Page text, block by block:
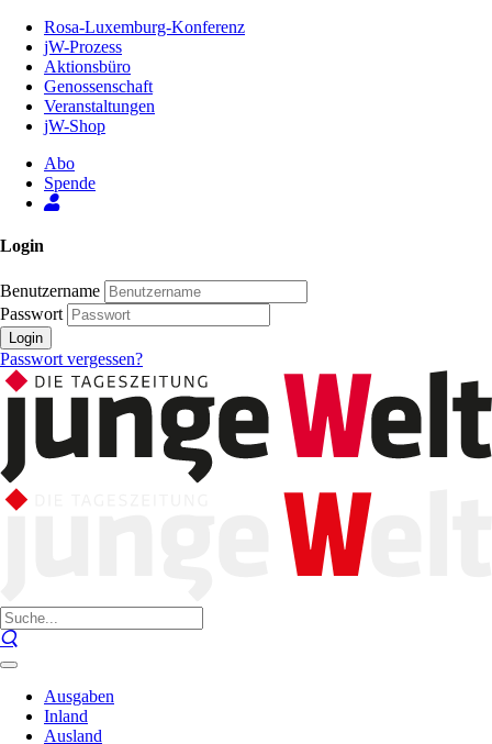
Inhalt
Seite
Rosa-Luxemburg-Konferenz
jW-Prozess
Aktionsbüro
Genossenschaft
Veranstaltungen
jW-Shop
Abo
Spende
Login
Benutzername
Passwort
Login
Passwort vergessen?
Ausgaben
Inland
Ausland